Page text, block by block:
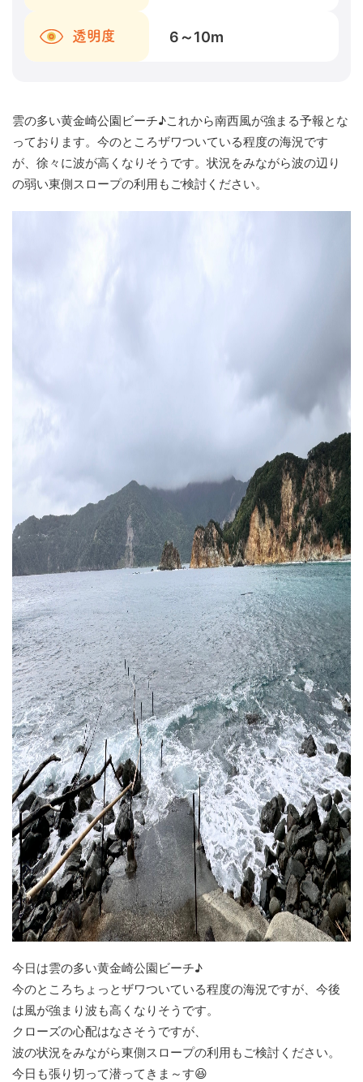
透明度 6～10m
雲の多い黄金崎公園ビーチ♪これから南西風が強まる予報とな
っております。今のところザワついている程度の海況です
が、徐々に波が高くなりそうです。状況をみながら波の辺り
の弱い東側スロープの利用もご検討ください。
今日は雲の多い黄金崎公園ビーチ♪
今のところちょっとザワついている程度の海況ですが、今後
は風が強まり波も高くなりそうです。
クローズの心配はなさそうですが、
波の状況をみながら東側スロープの利用もご検討ください。
今日も張り切って潜ってきま～す😆